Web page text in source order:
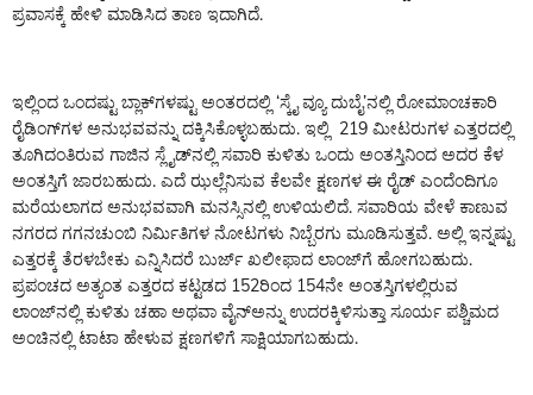
ಪ್ರವಾಸಕ್ಕೆ ಹೇಳಿ ಮಾಡಿಸಿದ ತಾಣ ಇದಾಗಿದೆ.
ಇಲ್ಲಿಂದ ಒಂದಷ್ಟು ಬ್ಲಾಕ್‌ಗಳಷ್ಟು ಅಂತರದಲ್ಲಿ ‘ಸ್ಕೈ ವ್ಯೂ ದುಬೈ’ನಲ್ಲಿ ರೋಮಾಂಚಕಾರಿ
ರೈಡಿಂಗ್‌ಗಳ ಅನುಭವವನ್ನು ದಕ್ಕಿಸಿಕೊಳ್ಳಬಹುದು. ಇಲ್ಲಿ 219 ಮೀಟರುಗಳ ಎತ್ತರದಲ್ಲಿ
ತೂಗಿದಂತಿರುವ ಗಾಜಿನ ಸ್ಲೈಡ್‌ನಲ್ಲಿ ಸವಾರಿ ಕುಳಿತು ಒಂದು ಅಂತಸ್ತಿನಿಂದ ಅದರ ಕೆಳ
ಅಂತಸ್ತಿಗೆ ಜಾರಬಹುದು. ಎದೆ ಝಲ್ಲೆನಿಸುವ ಕೆಲವೇ ಕ್ಷಣಗಳ ಈ ರೈಡ್ ಎಂದೆಂದಿಗೂ
ಮರೆಯಲಾಗದ ಅನುಭವವಾಗಿ ಮನಸ್ಸಿನಲ್ಲಿ ಉಳಿಯಲಿದೆ. ಸವಾರಿಯ ವೇಳೆ ಕಾಣುವ
ನಗರದ ಗಗನಚುಂಬಿ ನಿರ್ಮಿತಿಗಳ ನೋಟಗಳು ನಿಬ್ಬೆರಗು ಮೂಡಿಸುತ್ತವೆ. ಅಲ್ಲಿ ಇನ್ನಷ್ಟು
ಎತ್ತರಕ್ಕೆ ತೆರಳಬೇಕು ಎನ್ನಿಸಿದರೆ ಬುರ್ಜ್ ಖಲೀಫಾದ ಲಾಂಜ್‌ಗೆ ಹೋಗಬಹುದು.
ಪ್ರಪಂಚದ ಅತ್ಯಂತ ಎತ್ತರದ ಕಟ್ಟಡದ 152ರಿಂದ 154ನೇ ಅಂತಸ್ತಿಗಳಲ್ಲಿರುವ
ಲಾಂಜ್‌ನಲ್ಲಿ ಕುಳಿತು ಚಹಾ ಅಥವಾ ವೈನ್‌ಅನ್ನು ಉದರಕ್ಕಿಳಿಸುತ್ತಾ ಸೂರ್ಯ ಪಶ್ಚಿಮದ
ಅಂಚಿನಲ್ಲಿ ಟಾಟಾ ಹೇಳುವ ಕ್ಷಣಗಳಿಗೆ ಸಾಕ್ಷಿಯಾಗಬಹುದು.